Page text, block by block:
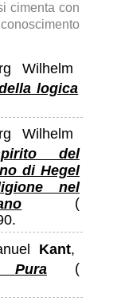
cimenta con
Wilhelm
logica
Wilhelm
del
di Hegel
nel
(
Kant,
(